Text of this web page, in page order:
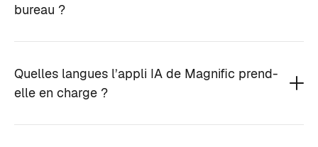
bureau ?
Quelles langues l’appli IA de Magnific prend-
elle en charge ?